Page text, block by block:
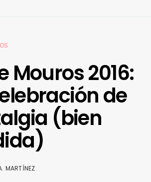
Mouros 2016:
de
(bien
MARTÍNEZ